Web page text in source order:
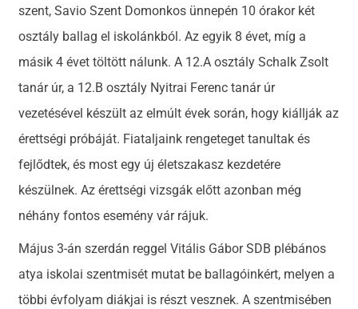
szent, Savio Szent Domonkos ünnepén 10 órakor két
osztály ballag el iskolánkból. Az egyik 8 évet, míg a
másik 4 évet töltött nálunk. A 12.A osztály Schalk Zsolt
tanár úr, a 12.B osztály Nyitrai Ferenc tanár úr
vezetésével készült az elmúlt évek során, hogy kiállják az
érettségi próbáját. Fiataljaink rengeteget tanultak és
fejlődtek, és most egy új életszakasz kezdetére
készülnek. Az érettségi vizsgák előtt azonban még
néhány fontos esemény vár rájuk.
Május 3-án szerdán reggel Vitális Gábor SDB plébános
atya iskolai szentmisét mutat be ballagóinkért, melyen a
többi évfolyam diákjai is részt vesznek. A szentmisében